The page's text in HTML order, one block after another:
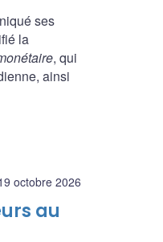
ses
la
, qui
ainsi
octobre 2026
au